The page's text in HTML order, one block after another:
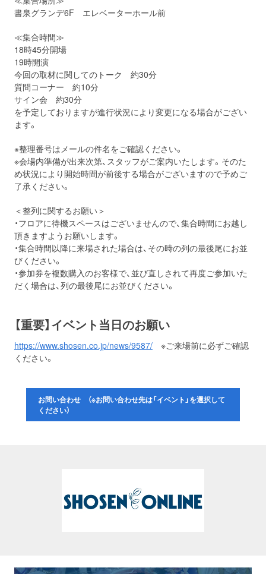
書泉グランデ6F エレベーターホール前
≪集合時間≫
18時45分開場
19時開演
今回の取材に関してのトーク 約30分
質問コーナー 約10分
サイン会 約30分
を予定しておりますが進行状況により変更になる場合がござい
ます。
※整理番号はメールの件名をご確認ください。
※会場内準備が出来次第、スタッフがご案内いたします。そのた
め状況により開始時間が前後する場合がございますので予めご
了承ください。
＜整列に関するお願い＞
・フロアに待機スペースはございませんので、集合時間にお越し
頂きますようお願いします。
・集合時間以降に来場された場合は、その時の列の最後尾にお並
びください。
・参加券を複数購入のお客様で、並び直しされて再度ご参加いた
だく場合は、列の最後尾にお並びください。
【重要】イベント当日のお願い
https://www.shosen.co.jp/news/9587/※ご来場前に必ずご確認
ください。
お問い合わせ （※お問い合わせ先は「イベント」を選択して
ください）